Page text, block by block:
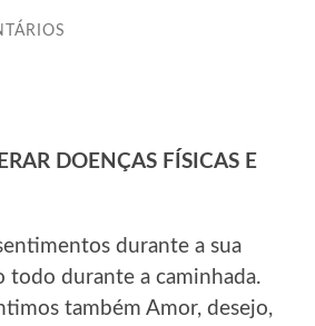
DOENÇAS FÍSICAS E
durante a sua
todo durante a caminhada.
também Amor, desejo,